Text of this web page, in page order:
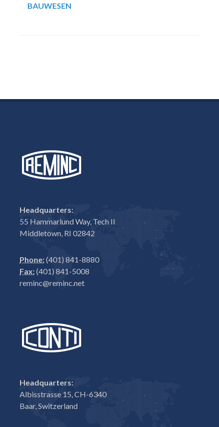
BAUWESEN
Headquarters:
55 Hammarlund Way, Tech II
Middletown, RI 02842
Phone:(401) 841-8880
Fax:(401) 841-5008
reminc@reminc.net
Headquarters:
Albisstrasse 15, CH-6340
Baar, Switzerland